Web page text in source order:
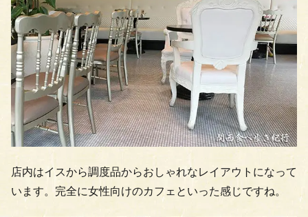
店内はイスから調度品からおしゃれなレイアウトになって
います。完全に女性向けのカフェといった感じですね。